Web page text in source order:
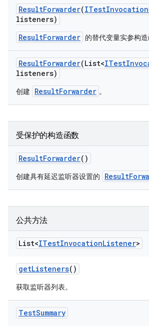
ResultForwarder(ITestInvocation
listeners)
ResultForwarder 的替代变量实参构造
ResultForwarder(List<ITest
listeners)
创建 ResultForwarder 。
受保护的构造函数
ResultForwarder()
创建具有延迟监听器设置的
公共方法
List<ITestInvocationListener>
getListeners()
获取监听器列表。
TestSummary